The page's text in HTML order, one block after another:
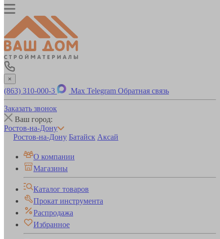
×
(863) 310-000-3 Max Telegram Обратная связь
Заказать звонок
Ваш город:
Ростов-на-Дону
Ростов-на-Дону Батайск Аксай
О компании
Магазины
Каталог товаров
Прокат инструмента
Распродажа
Избранное